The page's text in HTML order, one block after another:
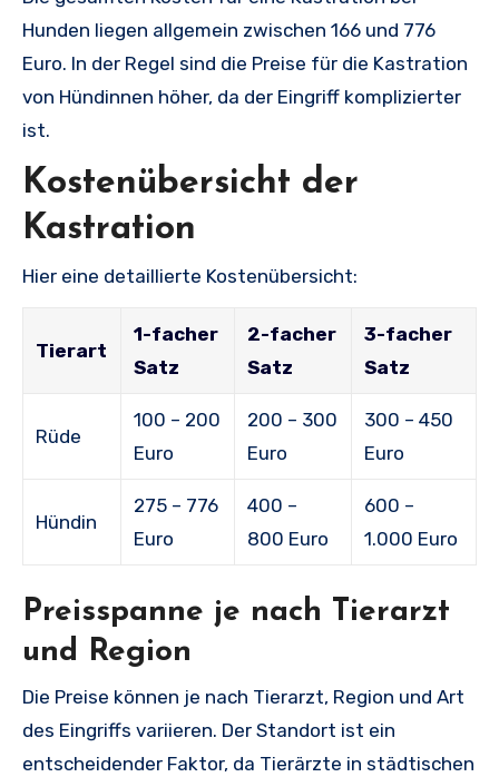
Hunden liegen allgemein zwischen 166 und 776
Euro. In der Regel sind die Preise für die Kastration
von Hündinnen höher, da der Eingriff komplizierter
ist.
Kostenübersicht der
Kastration
Hier eine detaillierte Kostenübersicht:
Tierart
1-facher
Satz
2-facher
Satz
3-facher
Satz
Rüde
100 – 200
Euro
200 – 300
Euro
300 – 450
Euro
Hündin
275 – 776
Euro
400 –
800 Euro
600 –
1.000 Euro
Preisspanne je nach Tierarzt
und Region
Die Preise können je nach Tierarzt, Region und Art
des Eingriffs variieren. Der Standort ist ein
entscheidender Faktor, da Tierärzte in städtischen